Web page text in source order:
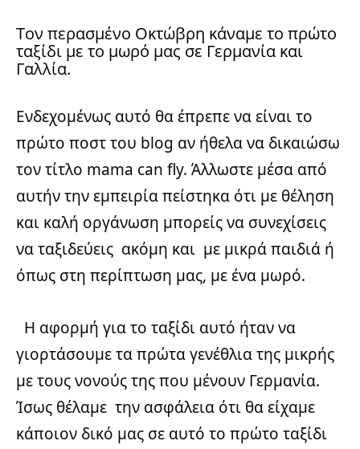
Τον περασμένο Οκτώβρη κάναμε το πρώτο
ταξίδι με το μωρό μας σε Γερμανία και
Γαλλία.
Ενδεχομένως αυτό θα έπρεπε να είναι το
πρώτο ποστ του blog αν ήθελα να δικαιώσω
τον τίτλο mama can fly. Άλλωστε μέσα από
αυτήν την εμπειρία πείστηκα ότι με θέληση
και καλή οργάνωση μπορείς να συνεχίσεις
να ταξιδεύεις ακόμη και με μικρά παιδιά ή
όπως στη περίπτωση μας, με ένα μωρό.
Η αφορμή για το ταξίδι αυτό ήταν να
γιορτάσουμε τα πρώτα γενέθλια της μικρής
με τους νονούς της που μένουν Γερμανία.
Ίσως θέλαμε την ασφάλεια ότι θα είχαμε
κάποιον δικό μας σε αυτό το πρώτο ταξίδι